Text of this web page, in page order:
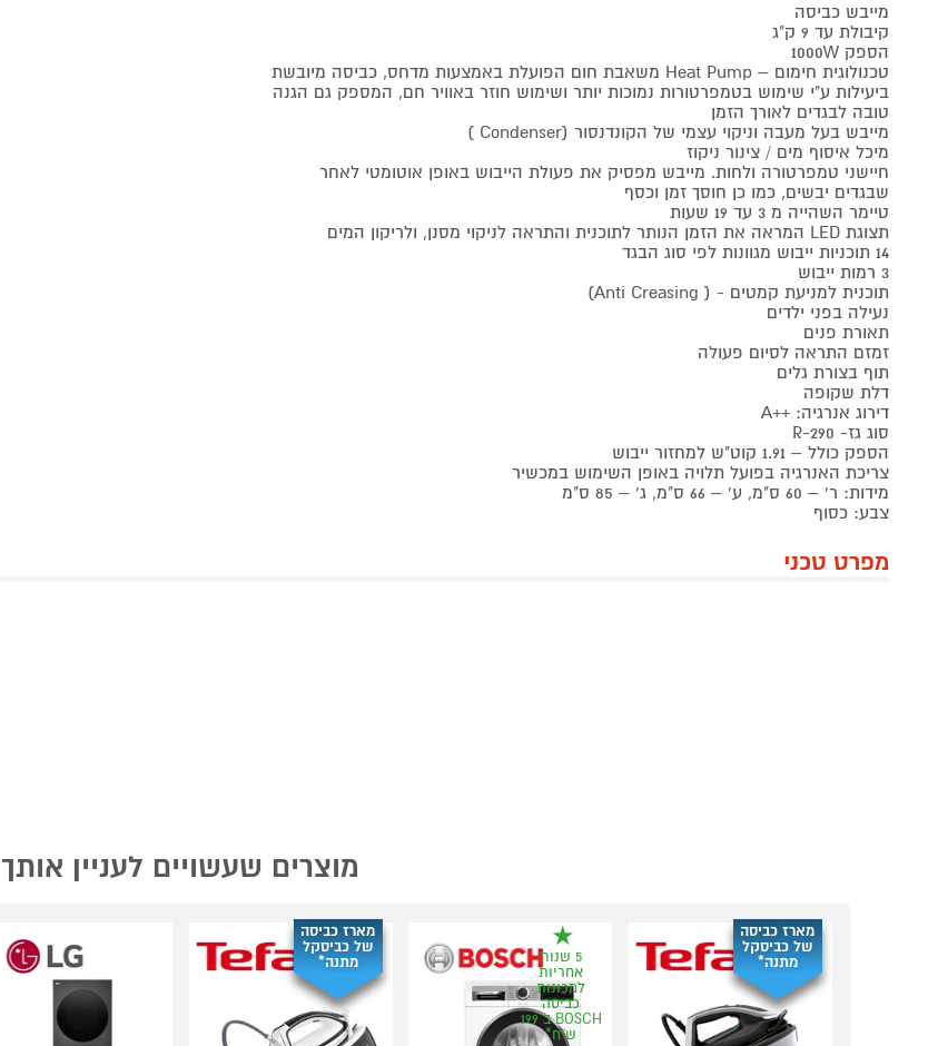
מייבש כביסה
קיבולת עד 9 ק"ג
הספק 1000W
טכנולוגית חימום – Heat Pump משאבת חום הפועלת באמצעות מדחס, כביסה מיובשת
ביעילות ע"י שימוש בטמפרטורות נמוכות יותר ושימוש חוזר באוויר חם, המספק גם הגנה
טובה לבגדים לאורך הזמן
מייבש בעל מעבה וניקוי עצמי של הקונדנסור (Condenser )
מיכל איסוף מים / צינור ניקוז
חיישני טמפרטורה ולחות. מייבש מפסיק את פעולת הייבוש באופן אוטומטי לאחר
שבגדים יבשים, כמו כן חוסך זמן וכסף
טיימר השהייה מ 3 עד 19 שעות
תצוגת LED המראה את הזמן הנותר לתוכנית והתראה לניקוי מסנן, ולריקון המים
14 תוכניות ייבוש מגוונות לפי סוג הבגד
3 רמות ייבוש
תוכנית למניעת קמטים - ( Anti Creasing)
נעילה בפני ילדים
תאורת פנים
זמזם התראה לסיום פעולה
תוף בצורת גלים
דלת שקופה
דירוג אנרגיה: ++A
סוג גז- 290-R
הספק כולל – 1.91 קוט"ש למחזור ייבוש
צריכת האנרגיה בפועל תלויה באופן השימוש במכשיר
מידות: ר' – 60 ס"מ, ע' – 66 ס"מ, ג' – 85 ס"מ
צבע: כסוף
מפרט טכני
מוצרים שעשויים לעניין אותך
מארז כביסה
של כביסקל
מתנה*
5 שנות
אחריות
למכונות
כביסה
BOSCH ב 199
ש"ח*
מארז כביסה
של כביסקל
מתנה*